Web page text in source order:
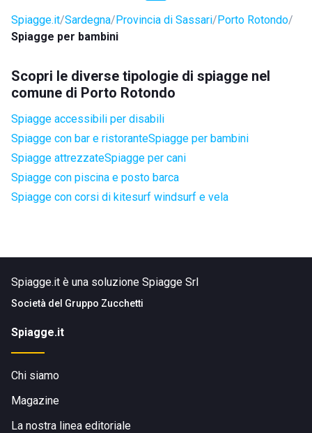
Spiagge.it Sardegna Provincia di Sassari Porto Rotondo
Spiagge per bambini
Scopri le diverse tipologie di spiagge nel
comune di Porto Rotondo
Spiagge accessibili per disabili
Spiagge con bar e ristoranteSpiagge per bambini
Spiagge attrezzateSpiagge per cani
Spiagge con piscina e posto barca
Spiagge con corsi di kitesurf windsurf e vela
Spiagge.it è una soluzione Spiagge Srl
Società del Gruppo Zucchetti
Spiagge.it
Chi siamo
Magazine
La nostra linea editoriale